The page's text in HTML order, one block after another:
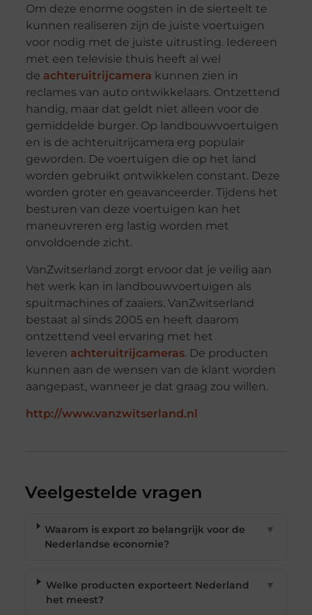
Om deze enorme oogsten in de sierteelt te
kunnen realiseren zijn de juiste voertuigen
voor nodig met de juiste uitrusting. Iedereen
met een televisie thuis heeft al wel
de achteruitrijcamera kunnen zien in
reclames van auto ontwikkelaars. Ontzettend
handig, maar dat geldt niet alleen voor de
gemiddelde burger. Op landbouwvoertuigen
en is de achteruitrijcamera erg populair
geworden. De voertuigen die op het land
worden gebruikt ontwikkelen constant. Deze
worden groter en geavanceerder. Tijdens het
besturen van deze voertuigen kan het
maneuvreren erg lastig worden met
onvoldoende zicht.
VanZwitserland zorgt ervoor dat je veilig aan
het werk kan in landbouwvoertuigen als
spuitmachines of zaaiers. VanZwitserland
bestaat al sinds 2005 en heeft daarom
ontzettend veel ervaring met het
leveren achteruitrijcameras. De producten
kunnen aan de wensen van de klant worden
aangepast, wanneer je dat graag zou willen.
http://www.vanzwitserland.nl
Veelgestelde vragen
Waarom is export zo belangrijk voor de
Nederlandse economie?
▼
Welke producten exporteert Nederland
het meest?
▼